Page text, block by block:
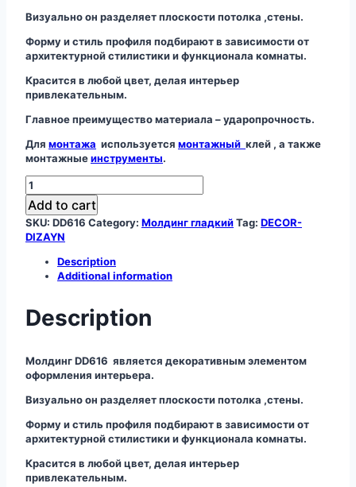
Визуально он разделяет плоскости потолка ,стены.
Форму и стиль профиля подбирают в зависимости от
архитектурной стилистики и функционала комнаты.
Красится в любой цвет, делая интерьер
привлекательным.
Главное преимущество материала – ударопрочность.
Для монтажа используется монтажный клей , а также
монтажныеинструменты.
Молдинг
DD616
quantity
Add to cart
SKU: DD616 Category: Молдинг гладкийTag: DECOR-
DIZAYN
Description
Additional information
Description
Молдинг DD616 является декоративным элементом
оформления интерьера.
Визуально он разделяет плоскости потолка ,стены.
Форму и стиль профиля подбирают в зависимости от
архитектурной стилистики и функционала комнаты.
Красится в любой цвет, делая интерьер
привлекательным.